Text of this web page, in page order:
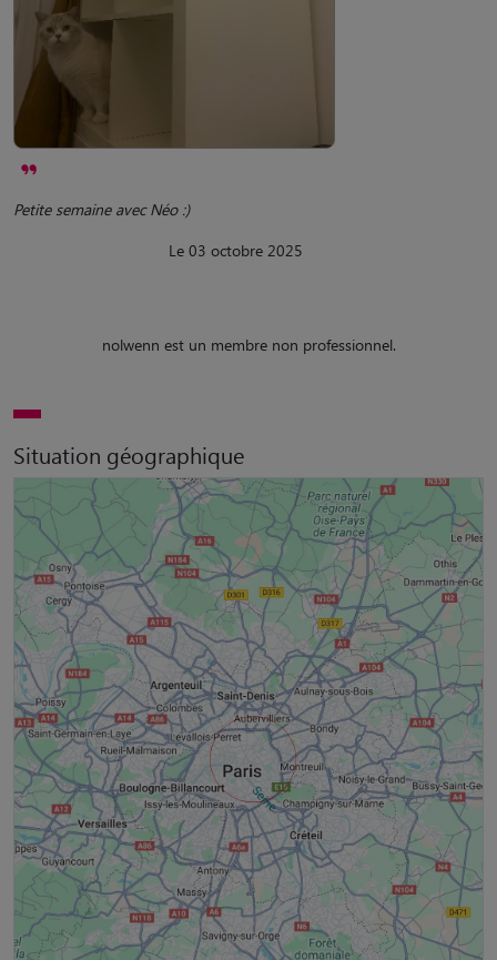
Petite semaine avec Néo :)
Le 03 octobre 2025
nolwenn est un membre non professionnel.
Situation géographique